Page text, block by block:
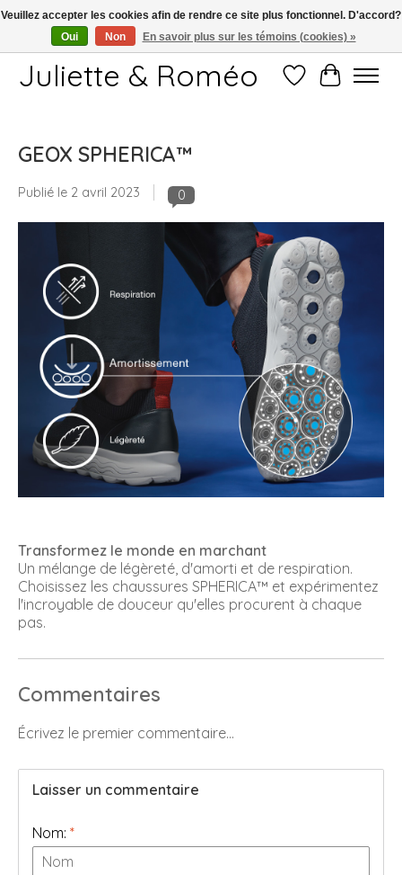
Free shipping starting at 249€
Juliette & Roméo Liste dePanier
GEOX SPHERICA™
Publié le 2 avril 2023 0
Transformez le monde en marchant
Un mélange de légèreté, d'amorti et de respiration.
Choisissez les chaussures SPHERICA™ et expérimentez
l'incroyable de douceur qu'elles procurent à chaque
pas.
Commentaires
Écrivez le premier commentaire...
Laisser un commentaire
Nom: *
Veuillez accepter les cookies afin de rendre ce site plus fonctionnel. D'accord?
Oui
Non En savoir plus sur les témoins (cookies) »